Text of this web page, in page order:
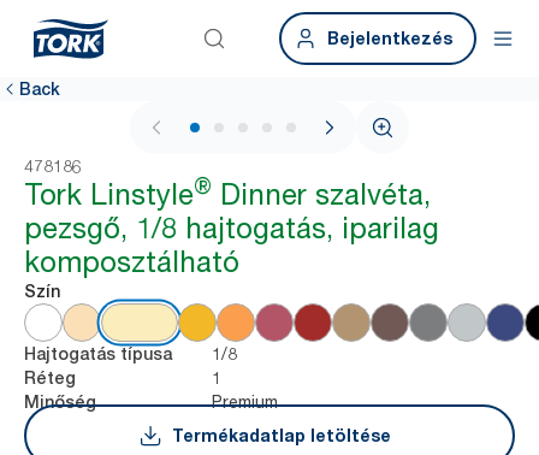
Bejelentkezés
Back
1 / 5
478186
Tork Linstyle® Dinner szalvéta,
pezsgő, 1/8 hajtogatás, iparilag
komposztálható
Szín
Hajtogatás típusa 1/8
Réteg 1
Minőség
Premium
Termékadatlap letöltése